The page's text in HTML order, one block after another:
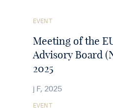
See
article
Meeting of the
Advisory Board
2025
EVENT
j F, 2025
See
EVENT